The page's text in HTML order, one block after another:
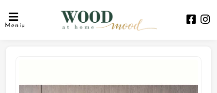
Meniu